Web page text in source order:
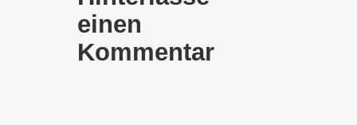
einen
Kommentar